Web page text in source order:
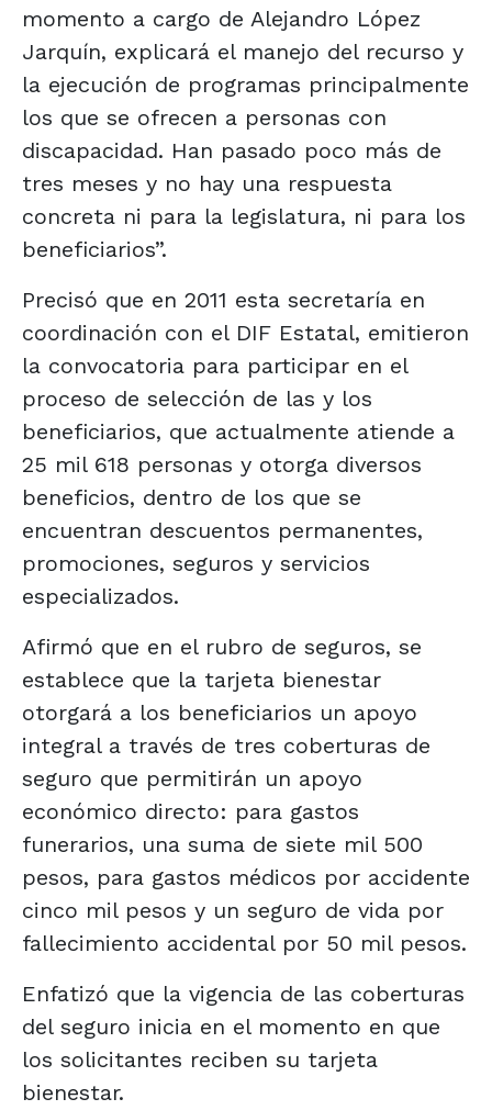
momento a cargo de Alejandro López
Jarquín, explicará el manejo del recurso y
la ejecución de programas principalmente
los que se ofrecen a personas con
discapacidad. Han pasado poco más de
tres meses y no hay una respuesta
concreta ni para la legislatura, ni para los
beneficiarios”.
Precisó que en 2011 esta secretaría en
coordinación con el DIF Estatal, emitieron
la convocatoria para participar en el
proceso de selección de las y los
beneficiarios, que actualmente atiende a
25 mil 618 personas y otorga diversos
beneficios, dentro de los que se
encuentran descuentos permanentes,
promociones, seguros y servicios
especializados.
Afirmó que en el rubro de seguros, se
establece que la tarjeta bienestar
otorgará a los beneficiarios un apoyo
integral a través de tres coberturas de
seguro que permitirán un apoyo
económico directo: para gastos
funerarios, una suma de siete mil 500
pesos, para gastos médicos por accidente
cinco mil pesos y un seguro de vida por
fallecimiento accidental por 50 mil pesos.
Enfatizó que la vigencia de las coberturas
del seguro inicia en el momento en que
los solicitantes reciben su tarjeta
bienestar.